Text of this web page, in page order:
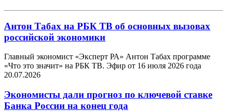
Антон Табах на РБК ТВ об основных вызовах
российской экономики
Главный экономист «Эксперт РА» Антон Табах программе
«Что это значит» на РБК ТВ. Эфир от 16 июля 2026 года
20.07.2026
Экономисты дали прогноз по ключевой ставке
Банка России на конец года